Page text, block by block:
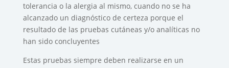
tolerancia o la alergia al mismo, cuando no se ha
alcanzado un diagnóstico de certeza porque el
resultado de las pruebas cutáneas y/o analíticas no
han sido concluyentes
Estas pruebas siempre deben realizarse en un